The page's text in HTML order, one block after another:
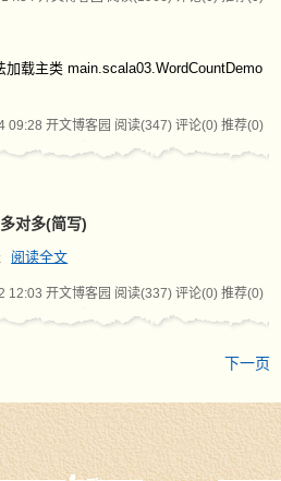
载主类 main.scala03.WordCountDemo
09:28 开文博客园 阅读(347) 评论(0) 推荐(0)
对多(简写)
阅读全文
12:03 开文博客园 阅读(337) 评论(0) 推荐(0)
下一页